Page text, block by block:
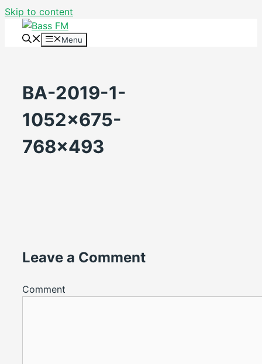
Skip to content
Menu
BA-2019-1-
1052×675-
768×493
Leave a Comment
Comment